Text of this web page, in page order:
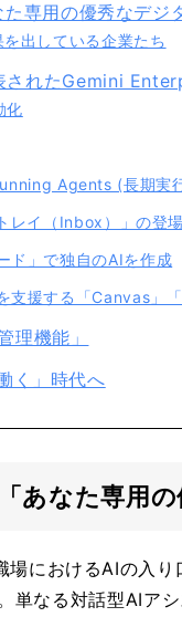
専用の優秀なデジ
出している企業たち
れたGemini
化
Agents (長期実
レイ（Inbox）」の登場
ド」で独自のAIを作成
支援する「Canvas」
理機能」
く」時代へ
なた専用の
におけるAIの入り
単なる対話型AIア